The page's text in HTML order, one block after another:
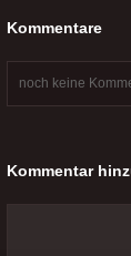
Kommentare
noch keine
Kommentar